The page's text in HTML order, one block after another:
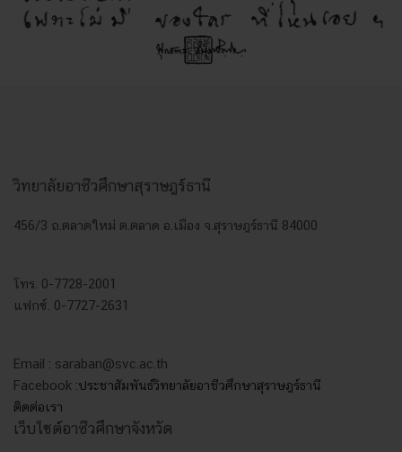
วิทยาลัยอาชีวศึกษาสุราษฎร์ธานี
456/3 ถ.ตลาดใหม่ ต.ตลาด อ.เมือง จ.สุราษฎร์ธานี 84000
โทร. 0-7728-2001
แฟกซ์. 0-7727-2631
Email : saraban@svc.ac.th
Facebook :ประชาสัมพันธ์วิทยาลัยอาชีวศึกษาสุราษฎร์ธานี
ติดต่อเรา
เว็บไซต์อาชีวศึกษาจังหวัด